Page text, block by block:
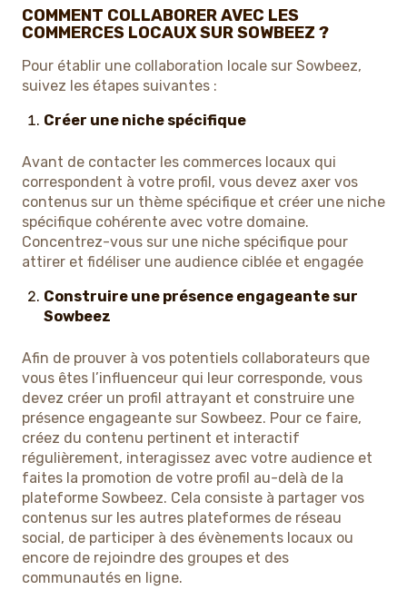
COMMENT COLLABORER AVEC LES
COMMERCES LOCAUX SUR SOWBEEZ ?
Pour établir une collaboration locale sur Sowbeez,
suivez les étapes suivantes :
Créer une niche spécifique
Avant de contacter les commerces locaux qui
correspondent à votre profil, vous devez axer vos
contenus sur un thème spécifique et créer une niche
spécifique cohérente avec votre domaine.
Concentrez-vous sur une niche spécifique pour
attirer et fidéliser une audience ciblée et engagée
Construire une présence engageante sur
Sowbeez
Afin de prouver à vos potentiels collaborateurs que
vous êtes l’influenceur qui leur corresponde, vous
devez créer un profil attrayant et construire une
présence engageante sur Sowbeez. Pour ce faire,
créez du contenu pertinent et interactif
régulièrement, interagissez avec votre audience et
faites la promotion de votre profil au-delà de la
plateforme Sowbeez. Cela consiste à partager vos
contenus sur les autres plateformes de réseau
social, de participer à des évènements locaux ou
encore de rejoindre des groupes et des
communautés en ligne.